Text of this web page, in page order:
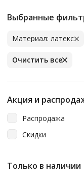
Выбранные
Материал: латекс
Очистить все
Акция и
Распродажа
Скидки
Только в наличии